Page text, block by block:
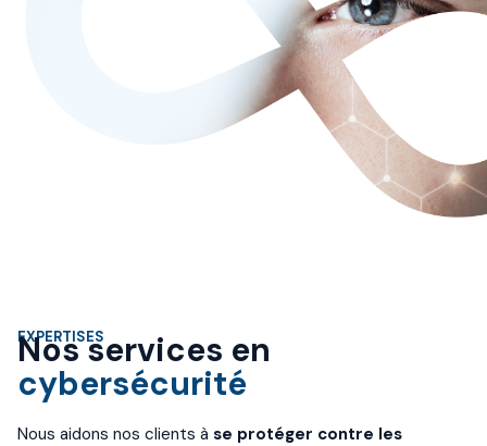
EXPERTISES
Nos services en
cybersécurité
Nous aidons nos clients à se protéger contre les